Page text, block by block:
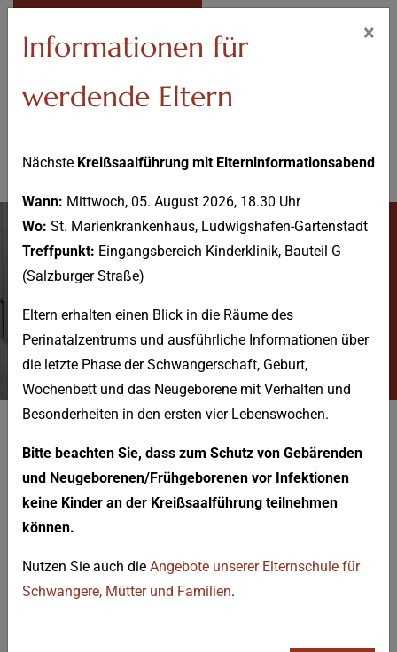
Klinik für Radiologie
KONTAKT
Downloads
Radiologie
Qualitätssicherungsprogramm für
Informationen für
werdende Eltern
×
Nächste Kreißsaalführung mit Elterninformationsabend
Wann: Mittwoch, 05. August 2026, 18.30 Uhr
Wo: St. Marienkrankenhaus, Ludwigshafen-Gartenstadt
Treffpunkt: Eingangsbereich Kinderklinik, Bauteil G
(Salzburger Straße)
Eltern erhalten einen Blick in die Räume des
Perinatalzentrums und ausführliche Informationen über
die letzte Phase der Schwangerschaft, Geburt,
Wochenbett und das Neugeborene mit Verhalten und
Besonderheiten in den ersten vier Lebenswochen.
Bitte beachten Sie, dass zum Schutz von Gebärenden
und Neugeborenen/Frühgeborenen vor Infektionen
keine Kinder an der Kreißsaalführung teilnehmen
können.
Nutzen Sie auch die Angebote unserer Elternschule für
Schwangere, Mütter und Familien.